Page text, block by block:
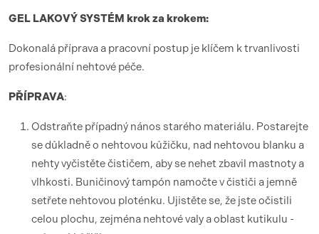
GEL LAKOVÝ SYSTÉM krok za krokem:
Dokonalá příprava a pracovní postup je klíčem k trvanlivosti
profesionální nehtové péče.
PŘÍPRAVA:
Odstraňte případný nános starého materiálu. Postarejte
se důkladně o nehtovou kůžičku, nad nehtovou blanku a
nehty vyčistěte čističem, aby se nehet zbavil mastnoty a
vlhkosti. Buničinový tampón namočte v čističi a jemně
setřete nehtovou ploténku. Ujistěte se, že jste očistili
celou plochu, zejména nehtové valy a oblast kutikulu -